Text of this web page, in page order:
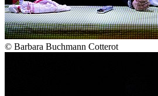
© Barbara Buchmann Cotterot